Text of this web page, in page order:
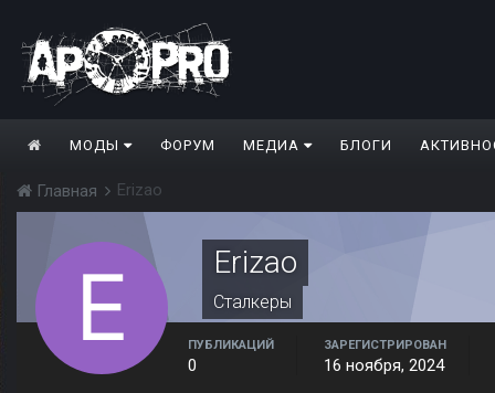
МОДЫ ФОРУМ МЕДИА БЛОГИ
Главная Erizao
Erizao
Сталкеры
ПУБЛИКАЦИЙ
0
ЗАРЕГИСТРИРОВАН
16 ноября, 2024